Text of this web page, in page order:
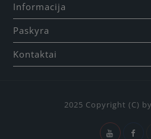
Informacija
Paskyra
Kontaktai
2025 Copyright (C)